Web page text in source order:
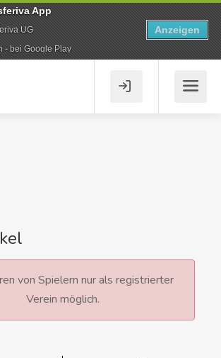
von Spielern nur als registrierter
Verein möglich.
App
UG
- bei Google Play
Anzeigen